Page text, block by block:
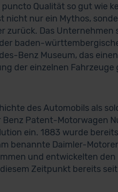
Qualität so gut wie
nicht nur ein Mythos,
zurück. Das Unternehmen
baden-
Benz Museum, das
der einzelnen Fahrzeuge
des Automobils als
Patent-Motorwagen
ein. 1883 wurde bereits
benannte Daimler-
und entwickelten den
Zeitpunkt bereits